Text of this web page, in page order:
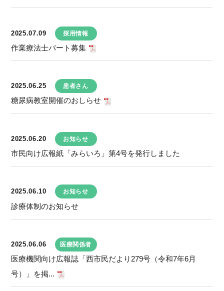
2025.07.09 採用情報
作業療法士パート募集
2025.06.25 患者さん
糖尿病教室開催のおしらせ
2025.06.20 お知らせ
市民向け広報紙「みらいろ」第4号を発行しました
2025.06.10 お知らせ
診療体制のお知らせ
2025.06.06 医療関係者
医療機関向け広報誌「西市民だより279号（令和7年6月
号）」を掲...